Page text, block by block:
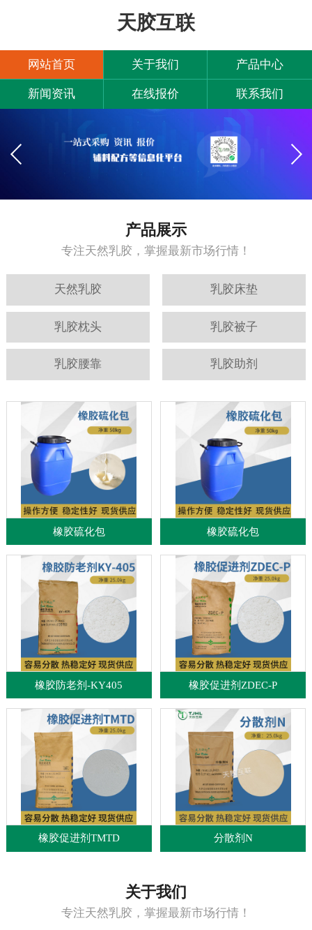
天胶互联
网站首页 关于我们 产品中心
新闻资讯 在线报价 联系我们
产品展示
专注天然乳胶，掌握最新市场行情！
天然乳胶 乳胶床垫
乳胶枕头 乳胶被子
乳胶腰靠 乳胶助剂
橡胶硫化包 橡胶硫化包
橡胶防老剂-KY405 橡胶促进剂ZDEC-P
橡胶促进剂TMTD 分散剂N
关于我们
专注天然乳胶，掌握最新市场行情！